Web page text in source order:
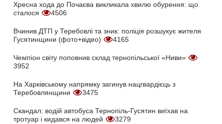
Хресна хода до Почаєва викликала хвилю обурення: що
сталося
4506
Вчинив ДТП у Теребовлі та зник: поліція розшукує жителя
Гусятинщини (фото+відео)
4165
Чемпіон світу поповнив склад тернопільської «Ниви»
3952
На Харківському напрямку загинув нацгвардієць з
Теребовлянщини
3475
Скандал: водій автобуса Тернопіль-Гусятин виїхав на
тротуар і кидався на людей
3279